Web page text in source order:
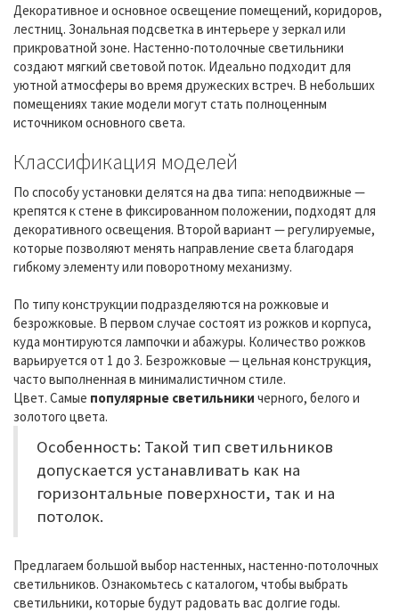
Декоративное и основное освещение помещений, коридоров,
лестниц. Зональная подсветка в интерьере у зеркал или
прикроватной зоне. Настенно-потолочные светильники
создают мягкий световой поток. Идеально подходит для
уютной атмосферы во время дружеских встреч. В небольших
помещениях такие модели могут стать полноценным
источником основного света.
Классификация моделей
По способу установки делятся на два типа: неподвижные —
крепятся к стене в фиксированном положении, подходят для
декоративного освещения. Второй вариант — регулируемые,
которые позволяют менять направление света благодаря
гибкому элементу или поворотному механизму.
По типу конструкции подразделяются на рожковые и
безрожковые. В первом случае состоят из рожков и корпуса,
куда монтируются лампочки и абажуры. Количество рожков
варьируется от 1 до 3. Безрожковые — цельная конструкция,
часто выполненная в минималистичном стиле.
Цвет. Самые популярные светильники черного, белого и
золотого цвета.
Особенность: Такой тип светильников
допускается устанавливать как на
горизонтальные поверхности, так и на
потолок.
Предлагаем большой выбор настенных, настенно-потолочных
светильников. Ознакомьтесь с каталогом, чтобы выбрать
светильники, которые будут радовать вас долгие годы.